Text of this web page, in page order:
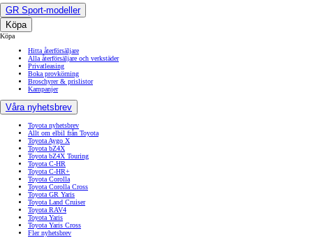
GR Sport-modeller
Köpa
Köpa
Hitta återförsäljare
Alla återförsäljare och verkstäder
Privatleasing
Boka provkörning
Broschyrer & prislistor
Kampanjer
Våra nyhetsbrev
Toyota nyhetsbrev
Allt om elbil från Toyota
Toyota Aygo X
Toyota bZ4X
Toyota bZ4X Touring
Toyota C-HR
Toyota C-HR+
Toyota Corolla
Toyota Corolla Cross
Toyota GR Yaris
Toyota Land Cruiser
Toyota RAV4
Toyota Yaris
Toyota Yaris Cross
Fler nyhetsbrev